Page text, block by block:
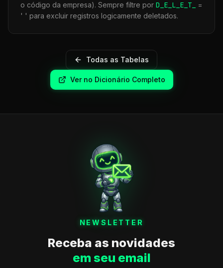
o código da empresa). Sempre filtre por D_E_L_E_T_
=
' ' para excluir registros logicamente deletados.
Todas as Tabelas
Ver no Dicionário Completo
NEWSLETTER
Receba as novidades
em seu email